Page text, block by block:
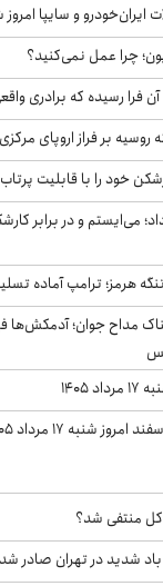
و سایپا امروز شنبه ۱۷
چرا عمل نمی‌کنید؟
فرا رسیده که برادری
خود را با قابلیت پرتاب
می‌ایستم و در برابر
هرمز؛ ترامپ آماده
مداح جوان؛ آدمکش‌ها
۱۷ مرداد ۱۴۰۵ +جدول
کل منتفی شد؟
شدید در تهران صادر شد